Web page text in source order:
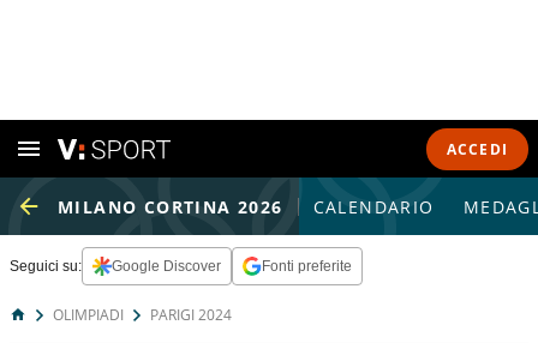
ACCEDI
MILANO CORTINA 2026 CALENDARIO
Seguici su: Google Discover Fonti preferite
OLIMPIADI PARIGI 2024